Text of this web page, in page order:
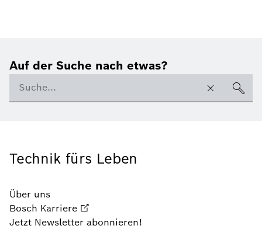
Auf der Suche nach etwas?
Technik fürs Leben
Über uns
Bosch Karriere
Jetzt Newsletter abonnieren!